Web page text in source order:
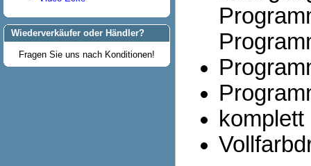
Wiederverkäufer oder Händler?
Fragen Sie uns nach Konditionen!